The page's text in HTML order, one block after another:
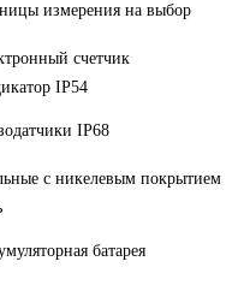
измерения на выбор
счетчик
IP54
IP68
с никелевым покрытием
батарея